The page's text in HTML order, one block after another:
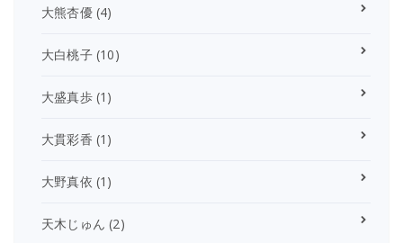
大熊杏優(4)
大白桃子(10)
大盛真歩(1)
大貫彩香 (1)
大野真依 (1)
天木じゅん (2)